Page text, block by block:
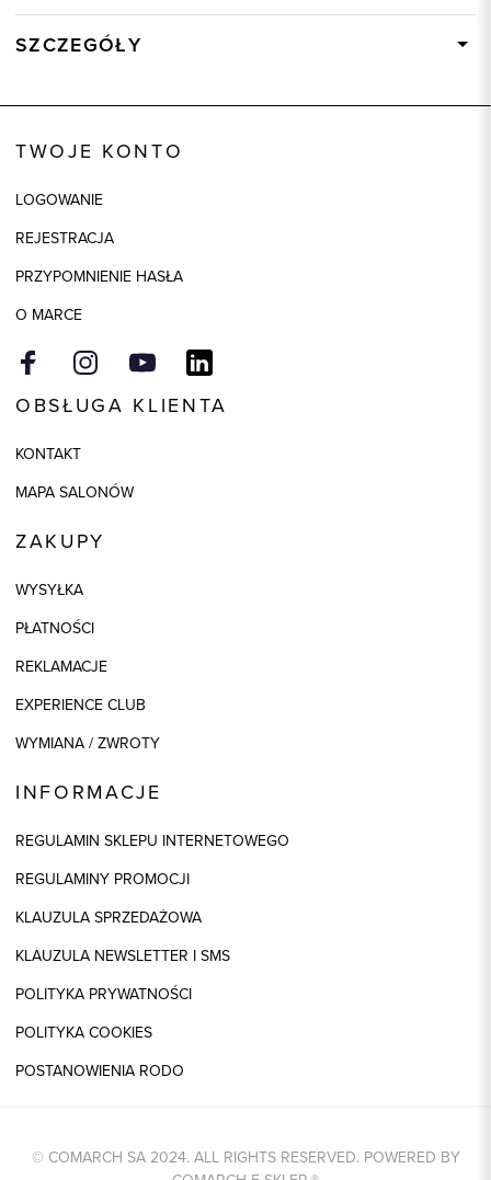
SZCZEGÓŁY
Kolor
Skład tkaniny
TWOJE KONTO
LOGOWANIE
REJESTRACJA
PRZYPOMNIENIE HASŁA
O MARCE
OBSŁUGA KLIENTA
KONTAKT
MAPA SALONÓW
ZAKUPY
WYSYŁKA
PŁATNOŚCI
REKLAMACJE
EXPERIENCE CLUB
WYMIANA / ZWROTY
INFORMACJE
REGULAMIN SKLEPU INTERNETOWEGO
REGULAMINY PROMOCJI
KLAUZULA SPRZEDAŻOWA
KLAUZULA NEWSLETTER I SMS
POLITYKA PRYWATNOŚCI
POLITYKA COOKIES
POSTANOWIENIA RODO
© COMARCH SA 2024. ALL RIGHTS RESERVED. POWERED BY